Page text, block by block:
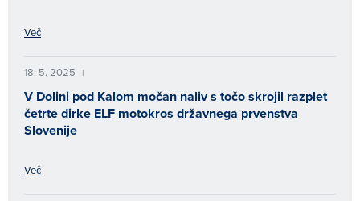
Več
18. 5. 2025 |
V Dolini pod Kalom močan naliv s točo skrojil razplet
četrte dirke ELF motokros državnega prvenstva
Slovenije
Več